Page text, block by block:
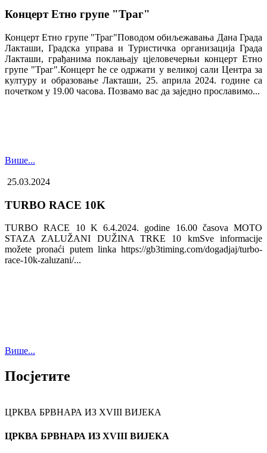
Концерт Етно групе "Траг"
Концерт Етно групе "Траг"Поводом обиљежавања Дана Града
Лакташи, Градска управа и Туристичка организација Града
Лакташи, грађанима поклањају цјеловечерњи концерт Етно
групе "Траг".Концерт ће се одржати у великој сали Центра за
културу и образовање Лакташи, 25. априла 2024. године са
почетком у 19.00 часова. Позвамо вас да заједно прославимо...
Више...
25.03.2024
TURBO RACE 10K
TURBO RACE 10 K 6.4.2024. godine 16.00 časova MOTO
STAZA ZALUŽANI DUŽINA TRKE 10 kmSve informacije
možete pronaći putem linka https://gb3timing.com/dogadjaj/turbo-
race-10k-zaluzani/...
Више...
Посјетите
ЦРКВА БРВНАРА ИЗ XVIII ВИЈЕКА
ЦРКВА БРВНАРА ИЗ XVIII ВИЈЕКА